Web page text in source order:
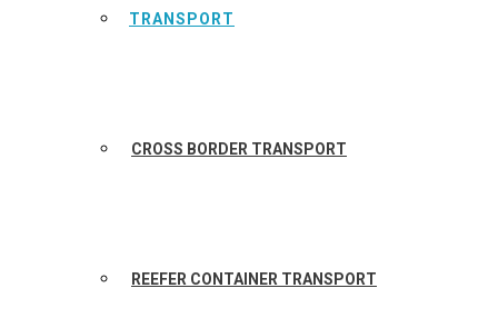
TRANSPORT
CROSS BORDER TRANSPORT
REEFER CONTAINER TRANSPORT